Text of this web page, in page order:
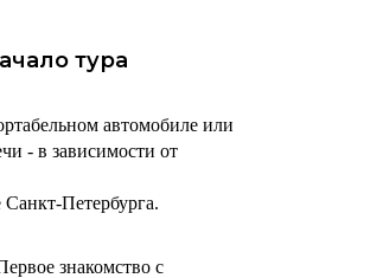
тура
автомобиле или
- в зависимости от
Петербурга.
знакомство с